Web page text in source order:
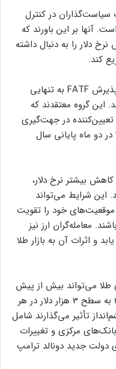
سیاست‌گذاران در کنترل
آنها بر این باورند که
دلار را به دنبال داشته
کند.
از سوی دیگر، تحلیلگران تأکید می‌کنند پذیرش FATF به تنهایی
این گروه معتقدند که
در جهت‌گیری
در دو ماه پایانی سال
بیشتر نرخ دلار،
این شرایط می‌تواند
موقعیت‌های خود را تقویت
معامله‌گران ارز نیز
و اثرات آن به بازار طلا
می‌تواند بیش از پیش
افزایش یابد و به‌طور بالقوه در سال 2025 به سطح 3 هزار دلار در هر
تأثیر می‌گذارند شامل
مرکزی و تغییرات
دولت جدید دونالد ترامپ